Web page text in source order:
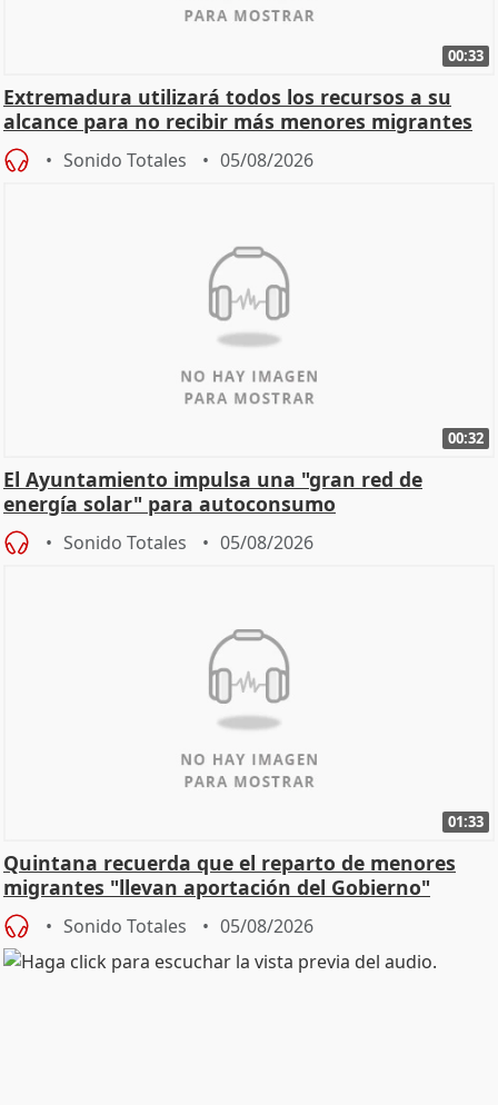
00:33
Extremadura utilizará todos los recursos a su
alcance para no recibir más menores migrantes
Sonido Totales 05/08/2026
00:32
El Ayuntamiento impulsa una "gran red de
energía solar" para autoconsumo
Sonido Totales 05/08/2026
01:33
Quintana recuerda que el reparto de menores
migrantes "llevan aportación del Gobierno"
central
Sonido Totales 05/08/2026